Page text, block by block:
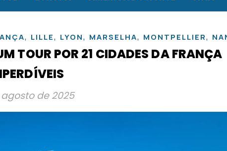
, LILLE, LYON, MARSELHA, MONTPELLIER,
TOUR POR 21 CIDADES DA FRANÇA
agosto de 2025